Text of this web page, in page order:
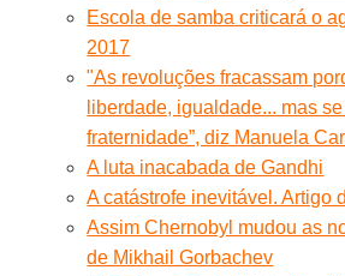
Escola de samba criticará o
2017
"As revoluções fracassam
liberdade, igualdade... mas
fraternidade”, diz Manuela
A luta inacabada de Gandhi
A catástrofe inevitável. Artigo
Assim Chernobyl mudou as
de Mikhail Gorbachev